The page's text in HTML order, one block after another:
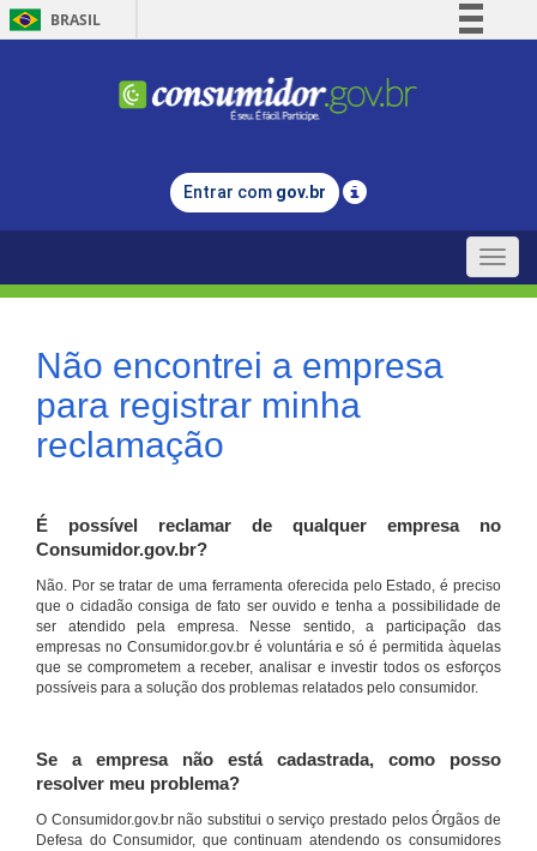
BRASIL
Comunica BR
Legislação
Entrar com gov.br
Toggle
Não encontrei a empresa
para registrar minha
reclamação
É possível reclamar de qualquer empresa no
Consumidor.gov.br?
Não. Por se tratar de uma ferramenta oferecida pelo Estado, é preciso
que o cidadão consiga de fato ser ouvido e tenha a possibilidade de
ser atendido pela empresa. Nesse sentido, a participação das
empresas no Consumidor.gov.br é voluntária e só é permitida àquelas
que se comprometem a receber, analisar e investir todos os esforços
possíveis para a solução dos problemas relatados pelo consumidor.
Se a empresa não está cadastrada, como posso
resolver meu problema?
O Consumidor.gov.br não substitui o serviço prestado pelos Órgãos de
Defesa do Consumidor, que continuam atendendo os consumidores